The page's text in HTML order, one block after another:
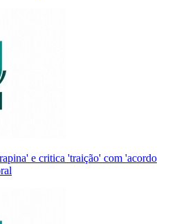
e critica 'traição' com 'acordo